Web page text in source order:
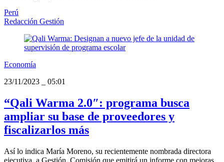
Perú
Redacción Gestión
Economía
23/11/2023
05:01
“Qali Warma 2.0″: programa busca
ampliar su base de proveedores y
fiscalizarlos más
Así lo indica María Moreno, su recientemente nombrada directora
ejecutiva, a Gestión. Comisión que emitirá un informe con mejoras